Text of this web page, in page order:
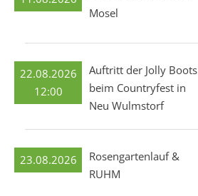
Mosel
22.08.2026
12:00
Auftritt der Jolly Boots
beim Countryfest in
Neu Wulmstorf
23.08.2026
Rosengartenlauf &
RUHM